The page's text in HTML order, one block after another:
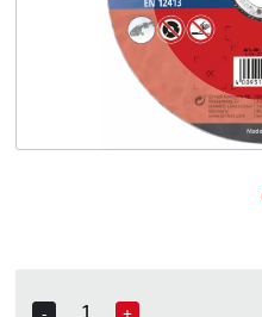
English